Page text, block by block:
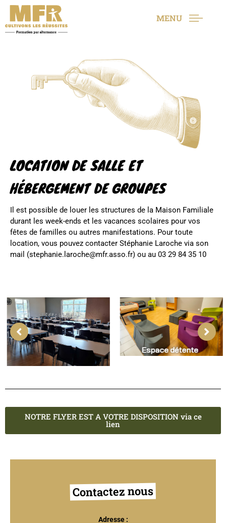
MENU
LOCATION DE SALLE ET
HÉBERGEMENT DE GROUPES
Il est possible de louer les structures de la Maison Familiale
durant les week-ends et les vacances scolaires pour vos
fêtes de familles ou autres manifestations. Pour toute
location, vous pouvez contacter Stéphanie Laroche via son
mail (stephanie.laroche@mfr.asso.fr) ou au 03 29 84 35 10
NOTRE FLYER EST A VOTRE DISPOSITION via ce
lien
Contactez nous
Adresse :